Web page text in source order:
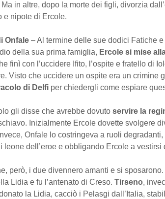
in altre, dopo la morte dei figli, divorzia
e nipote di Ercole.
Onfale – Al termine delle sue dodici Fatiche
della sua prima famiglia, Ercole si mise
finì con l’uccidere Ifito, l’ospite e fratello di
Visto che uccidere un ospite era un crimine
di Delfi per chiedergli come espiare
gli disse che avrebbe dovuto servire la
Inizialmente Ercole dovette svolgere
Onfale lo costringeva a ruoli
leone dell’eroe e obbligando Ercole a vestirsi
però, i due divennero amanti e si
Lidia e fu l’antenato di Creso. Tirseno,
la Lidia, cacciò i Pelasgi dall’Italia,